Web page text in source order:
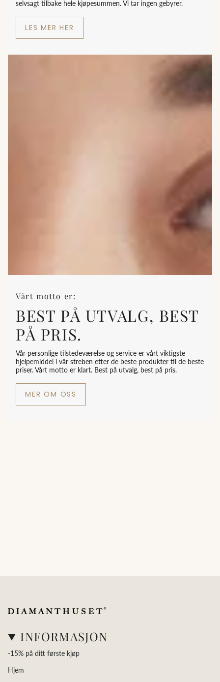
selvsagt tilbake hele kjøpesummen. Vi tar ingen gebyrer.
LES MER HER
Vårt motto er:
BEST PÅ UTVALG, BEST
PÅ PRIS.
Vår personlige tilstedeværelse og service er vårt viktigste
hjelpemiddel i vår streben etter de beste produkter til de beste
priser. Vårt motto er klart. Best på utvalg, best på pris.
MER OM OSS
INFORMASJON
-15% på ditt første kjøp
Hjem